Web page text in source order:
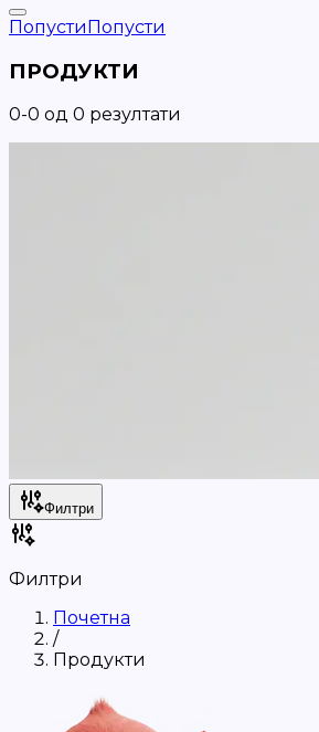
ПопустиПопусти
ПРОДУКТИ
0-0 од 0 резултати
Филтри
Филтри
Почетна
/
Продукти